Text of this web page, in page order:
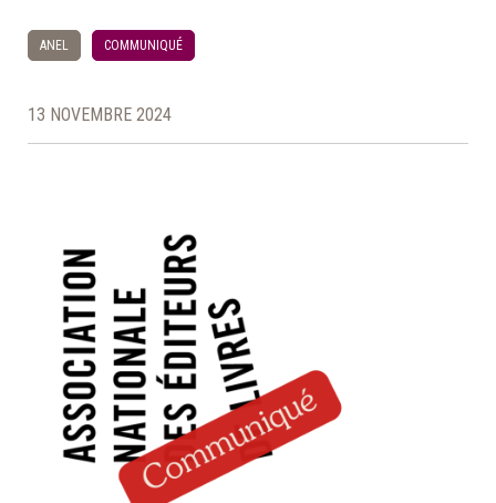
ANEL COMMUNIQUÉ
13 NOVEMBRE 2024